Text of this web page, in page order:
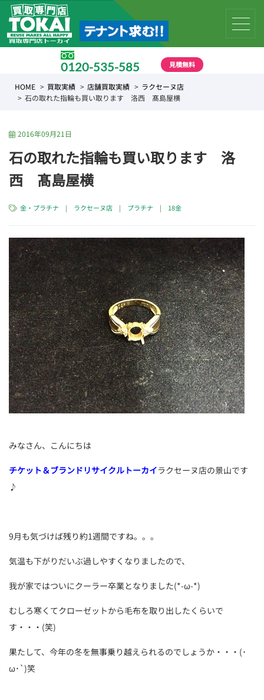
0120-535-585 見積無料
HOME 買取実績 店舗買取実績
ラクセーヌ店
石の取れた指輪も買い取ります 洛西 髙島屋横
2016年09月21日
石の取れた指輪も買い取ります 洛
西 髙島屋横
金・プラチナ | ラクセーヌ店 | プラチナ | 18金
みなさん、こんにちは
チケット＆ブランドリサイクルトーカイラクセーヌ店の景山です
♪
9月も気づけば残り約1週間ですね。。。
気温も下がりだいぶ過しやすくなりましたので、
我が家ではついにクーラー卒業となりました(*-ω-*)
むしろ寒くてクローゼットから毛布を取り出したくらいで
す・・・(笑)
果たして、今年の冬を無事乗り越えられるのでしょうか・・・(･
ω･`)笑